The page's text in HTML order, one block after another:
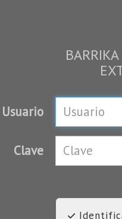
Usuario
Clave